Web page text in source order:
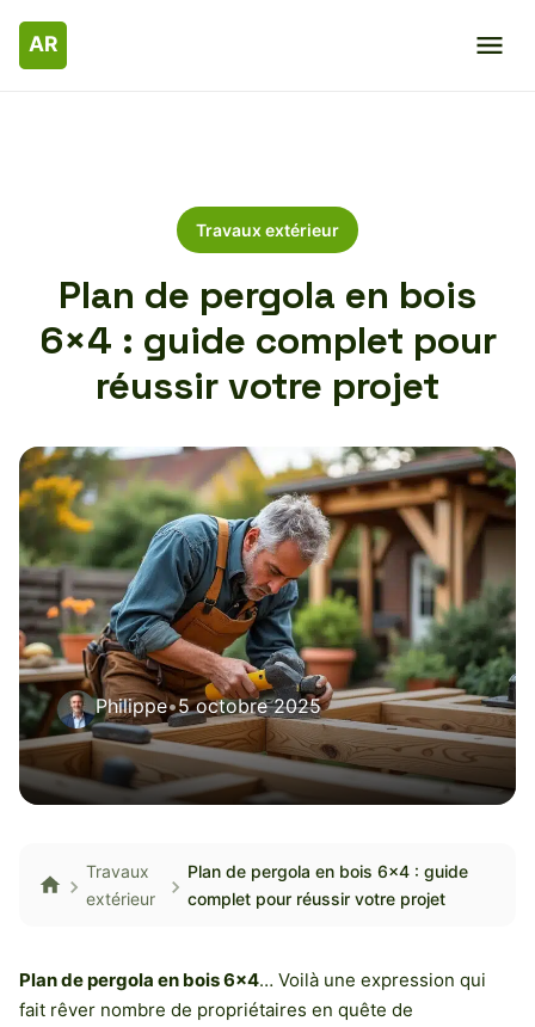
Travaux extérieur
Plan de pergola en bois
6×4 : guide complet pour
réussir votre projet
Philippe•5 octobre 2025
Travaux
extérieur
Plan de pergola en bois 6×4 : guide
complet pour réussir votre projet
Plan de pergola en bois 6×4… Voilà une expression qui
fait rêver nombre de propriétaires en quête de